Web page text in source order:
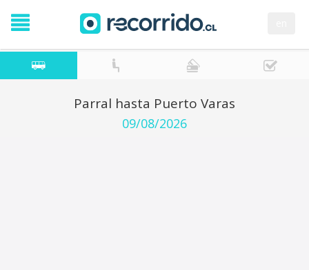
Parral hasta Puerto Varas
09/08/2026